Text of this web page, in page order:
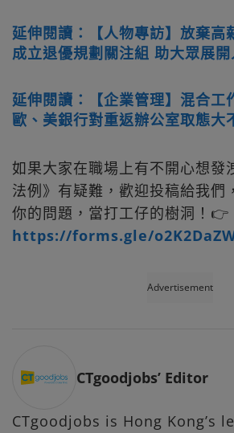
延伸閱讀：【人物專訪】放棄高
成立退優規劃關注組 助大眾展
延伸閱讀：【企業管理】混合工
歐、美銀行對重返辦公室取態大
如果大家在職場上有不開心想發
法例》有疑難，歡迎投稿給我們
你的問題，當打工仔的樹洞！👉
https://forms.gle/
Advertisement
CTgoodjobs’ Editor
CTgoodjobs is Hong Kong’s